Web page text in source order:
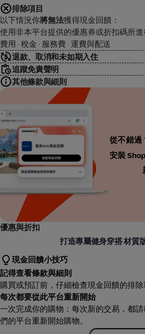
排除項目
以下情況你將無法獲得現金回饋：
使用非本平台提供的優惠券或折扣碼所
費用 · 稅金 · 服務費 · 運費與配送
退款、取消和未如期入住
追蹤免責聲明
其他條款與細則
從不錯過
安裝
優惠與折扣
打造專屬健身穿搭 材質
現金回饋小技巧
記得查看條款與細則
購買或預訂前，仔細檢查現金回饋的排
每次都要從此平台重新開始
一次完成你的購物：每次新的交易，都
們的平台重新開始購物。